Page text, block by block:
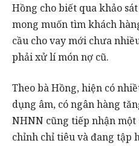
Hồng cho biết qua khảo
mong muốn tìm khách
cầu cho vay mới chưa
phải xử lí món nợ cũ.
Theo bà Hồng, hiện có
dụng âm, có ngân hàng
NHNN cũng tiếp nhận
chỉnh chỉ tiêu và đang tập